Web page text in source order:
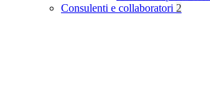
Consulenti e collaboratori 2